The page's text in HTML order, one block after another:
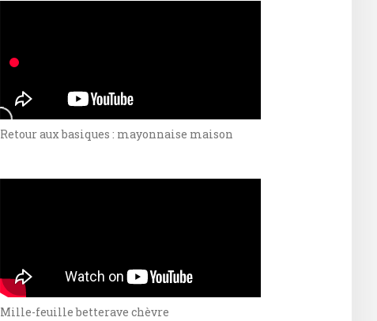
Retour aux basiques : mayonnaise maison
Mille-feuille betterave chèvre